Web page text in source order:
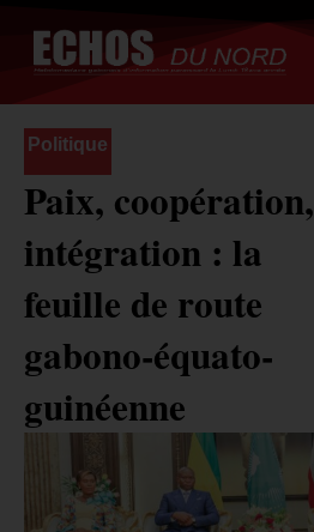
contenu
Politique
Paix, coopération,
intégration : la
feuille de route
gabono-équato-
guinéenne